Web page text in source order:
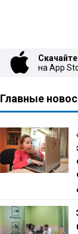
на App
Главные